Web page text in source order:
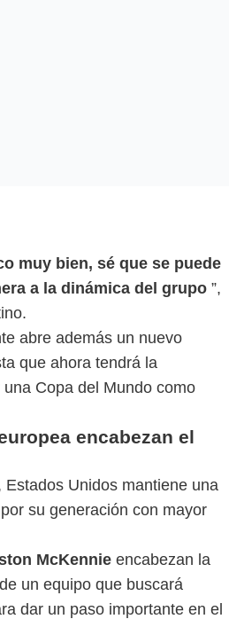
muy bien, sé que se puede
a la dinámica del grupo ”,
abre además un nuevo
que ahora tendrá la
Copa del Mundo como
encabezan el
Unidos mantiene una
su generación con mayor
McKennie encabezan la
un equipo que buscará
dar un paso importante en el